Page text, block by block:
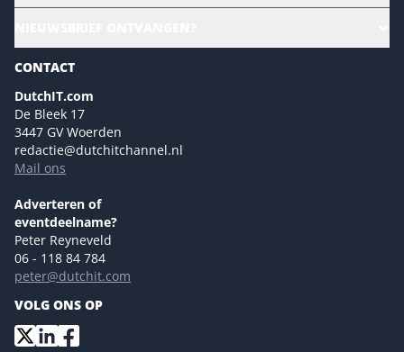
Magazines
Marketingmogelijkheden 2026
Eventmogelijkheden 2026
Advertising opportunities 2026 ENG
Event opportunities 2026 ENG
NL Digital
Versturen
CONTACT
DutchIT.com
De Bleek 17
3447 GV Woerden
redactie@dutchitchannel.nl
Mail ons
Adverteren of
eventdeelname?
Peter Reyneveld
06 - 118 84 784
peter@dutchit.com
VOLG ONS OP